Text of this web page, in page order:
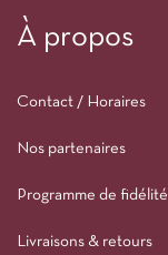
À propos
Contact / Horaires
Nos partenaires
Programme de fidélité
Livraisons & retours